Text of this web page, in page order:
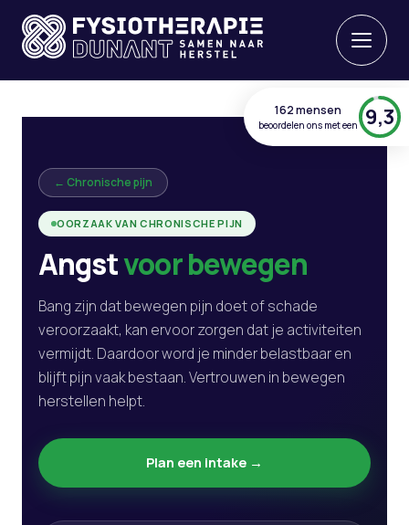
162 mensen
beoordelen ons met een 9,3
← Chronische pijn
OORZAAK VAN CHRONISCHE PIJN
Angstvoor bewegen
Bang zijn dat bewegen pijn doet of schade
veroorzaakt, kan ervoor zorgen dat je activiteiten
vermijdt. Daardoor word je minder belastbaar en
blijft pijn vaak bestaan. Vertrouwen in bewegen
herstellen helpt.
Plan een intake →